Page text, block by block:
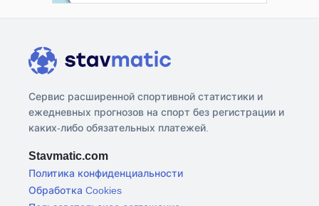
Сервис расширенной спортивной статистики и
ежедневных прогнозов на спорт без регистрации и
каких-либо обязательных платежей.
Stavmatic.com
Политика конфиденциальности
Обработка Cookies